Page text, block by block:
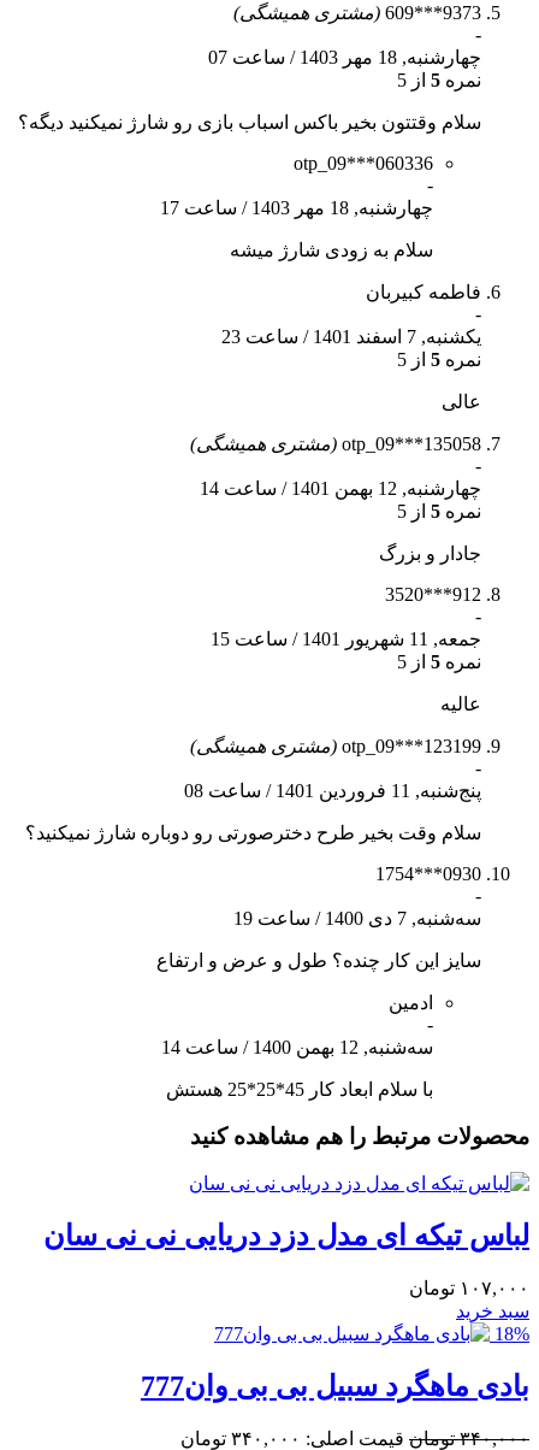
9373***609
(مشتری همیشگی)
-
چهارشنبه, 18 مهر 1403
/ ساعت 07
نمره 5 از 5
سلام وقتتون بخیر باکس اسباب بازی رو شارژ نمیکنید دیگه؟
otp_09***060336
-
چهارشنبه, 18 مهر 1403
/ ساعت 17
سلام به زودی شارژ میشه
فاطمه کبیربان
-
یکشنبه, 7 اسفند 1401
/ ساعت 23
نمره 5 از 5
عالی
otp_09***135058 (مشتری همیشگی)
-
چهارشنبه, 12 بهمن 1401
/ ساعت 14
نمره 5 از 5
جادار و بزرگ
912***3520
-
جمعه, 11 شهریور 1401
/ ساعت 15
نمره 5 از 5
عالیه
otp_09***123199 (مشتری همیشگی)
-
پنج‌شنبه, 11 فروردین 1401
/ ساعت 08
سلام وقت بخیر طرح دخترصورتی رو دوباره شارژ نمیکنید؟
0930***1754
-
سه‌شنبه, 7 دی 1400
/ ساعت 19
سایز این کار چنده؟ طول و عرض و ارتفاع
ادمین
-
سه‌شنبه, 12 بهمن 1400
/ ساعت 14
با سلام ابعاد کار 45*25*25 هستش
محصولات مرتبط را هم مشاهده کنید
لباس تیکه ای مدل دزد دریایی نی نی سان
۱۰۷,۰۰۰ تومان
سبد خرید
18%
بادی ماهگرد سبیل بی بی وان777
۳۴۰,۰۰۰ تومان
قیمت اصلی: ۳۴۰,۰۰۰ تومان